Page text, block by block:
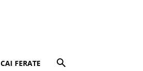
CAI FERATE